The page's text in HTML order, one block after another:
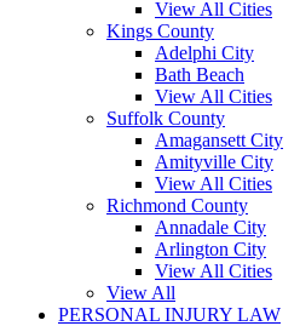
View All Cities
Kings County
Adelphi City
Bath Beach
View All Cities
Suffolk County
Amagansett City
Amityville City
View All Cities
Richmond County
Annadale City
Arlington City
View All Cities
View All
PERSONAL INJURY LAW